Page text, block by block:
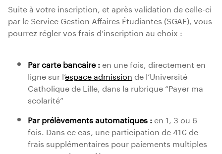
Suite à votre inscription, et après validation de celle-ci
par le Service Gestion Affaires Étudiantes (SGAE), vous
pourrez régler vos frais d’inscription au choix :
Par carte bancaire : en une fois, directement en
ligne sur l’espace admission de l’Université
Catholique de Lille, dans la rubrique “Payer ma
scolarité”
Par prélèvements automatiques : en 1, 3 ou 6
fois. Dans ce cas, une participation de 41€ de
frais supplémentaires pour paiements multiples